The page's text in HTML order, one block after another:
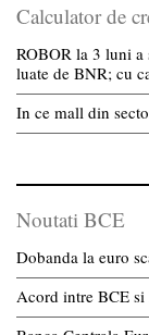
Calculator de
ROBOR la 3 luni a
luate de BNR; cu
In ce mall din
Noutati BCE
Dobanda la euro
Acord intre BCE